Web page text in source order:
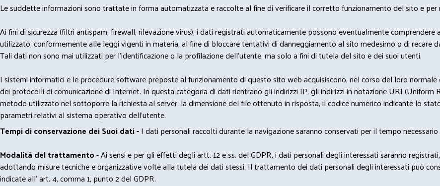
Le suddette informazioni sono trattate in forma automatizzata e raccolte al fine di verificare il corretto funzionamento del sito e per
Ai fini di sicurezza (filtri antispam, firewall, rilevazione virus), i dati registrati automaticamente possono eventualmente
utilizzato, conformemente alle leggi vigenti in materia, al fine di bloccare tentativi di danneggiamento al sito medesimo o di
Tali dati non sono mai utilizzati per l'identificazione o la profilazione dell'utente, ma solo a fini di tutela del sito e dei suoi utenti.
I sistemi informatici e le procedure software preposte al funzionamento di questo sito web acquisiscono, nel corso del loro
dei protocolli di comunicazione di Internet. In questa categoria di dati rientrano gli indirizzi IP, gli indirizzi in notazione URI
metodo utilizzato nel sottoporre la richiesta al server, la dimensione del file ottenuto in risposta, il codice numerico indicante lo
parametri relativi al sistema operativo dell'utente.
Tempi di conservazione dei Suoi dati -I dati personali raccolti durante la navigazione saranno conservati per il tempo
Modalità del trattamento -Ai sensi e per gli effetti degli artt. 12 e ss. del GDPR, i dati personali degli interessati saranno
adottando misure tecniche e organizzative volte alla tutela dei dati stessi. Il trattamento dei dati personali degli interessati può
indicate all' art. 4, comma 1, punto 2 del GDPR.